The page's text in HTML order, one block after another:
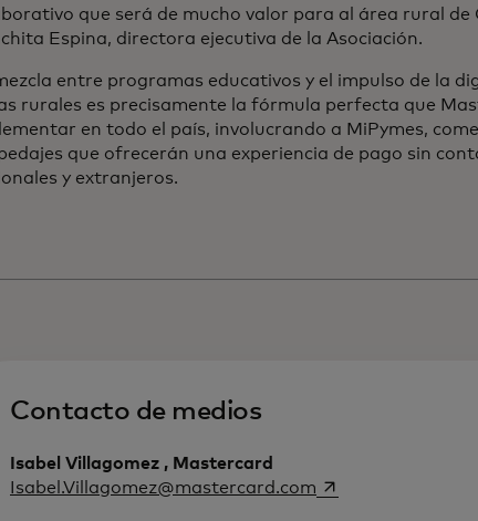
que será de mucho valor para al área rural de
Espina, directora ejecutiva de la Asociación.
entre programas educativos y el impulso de la
rurales es precisamente la fórmula perfecta que
en todo el país, involucrando a MiPymes,
que ofrecerán una experiencia de pago sin
y extranjeros.
Contacto de medios
Isabel Villagomez , Mastercard
Isabel.Villagomez@mastercard.com se abre en una